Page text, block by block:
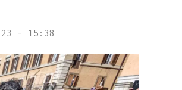
- 15:38